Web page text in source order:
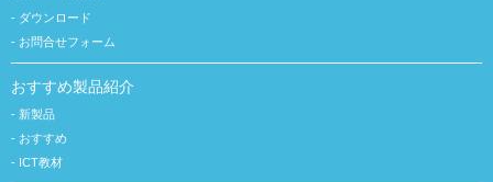
ダウンロード
お問合せフォーム
おすすめ製品紹介
新製品
おすすめ
ICT教材